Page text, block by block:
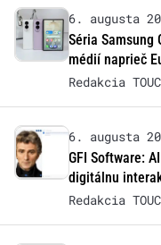
6. augusta
Séria Samsung
médií naprieč
Redakcia
6. augusta
GFI Software:
digitálnu
Redakcia